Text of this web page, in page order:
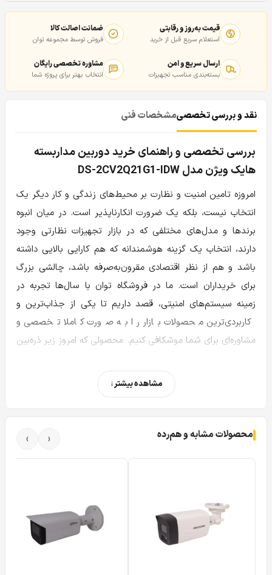
قیمت به‌روز و رقابتی
استعلام سریع قبل از خرید
ضمانت اصالت کالا
فروش توسط مجموعه توان
ارسال سریع و امن
بسته‌بندی مناسب تجهیزات
مشاوره تخصصی رایگان
انتخاب بهتر برای پروژه شما
نقد و بررسی تخصصیمشخصات فنی
بررسی تخصصی و راهنمای خرید دوربین مداربسته
هایک ویژن مدل DS-2CV2Q21G1-IDW
امروزه تامین امنیت و نظارت بر محیط‌های زندگی و کار دیگر یک
انتخاب نیست، بلکه یک ضرورت انکارناپذیر است. در میان انبوه
برندها و مدل‌های مختلفی که در بازار تجهیزات نظارتی وجود
دارند، انتخاب یک گزینه هوشمندانه که هم کارایی بالایی داشته
باشد و هم از نظر اقتصادی مقرون‌به‌صرفه باشد، چالشی بزرگ
برای خریداران است. ما در فروشگاه توان با سال‌ها تجربه در
زمینه سیستم‌های امنیتی، قصد داریم تا یکی از جذاب‌ترین و
کاربردی‌ترین محصولات بازار را به صورت کاملا تخصصی و
مشاوره‌ای برای شما موشکافی کنیم. محصولی که امروز زیر ذره‌بین
قرار می‌گیرد، با امکانات فوق‌العاده خود توانسته توجه بسیاری از
کاربران خانگی و تجاری کوچک را به خود جلب کند. اگر به دنبال
طراحی و ساختار فیزیکی: ترکیبی از زیبایی و کارایی
یکپارچه
وقتی برای اولین بار دوربین DS-2CV2Q21G1-IDW را در دست
مشاهده بیشتر
محصولات مشابه و هم‌رده ‹
›